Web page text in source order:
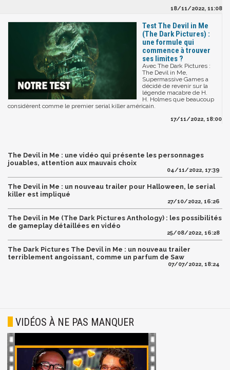
18/11/2022, 11:08
Test The Devil in Me
(The Dark Pictures) :
une formule qui
commence à trouver
ses limites ?
Avec The Dark Pictures :
The Devil in Me,
Supermassive Games a
décidé de revenir sur la
légende macabre de H.
H. Holmes que beaucoup
considèrent comme le premier serial killer américain.
17/11/2022, 18:00
The Devil in Me : une vidéo qui présente les personnages
jouables, attention aux mauvais choix
04/11/2022, 17:39
The Devil in Me : un nouveau trailer pour Halloween, le serial
killer est impliqué
27/10/2022, 16:26
The Devil in Me (The Dark Pictures Anthology) : les possibilités
de gameplay détaillées en vidéo
25/08/2022, 16:28
The Dark Pictures The Devil in Me : un nouveau trailer
terriblement angoissant, comme un parfum de Saw
07/07/2022, 18:24
VIDÉOS À NE PAS MANQUER